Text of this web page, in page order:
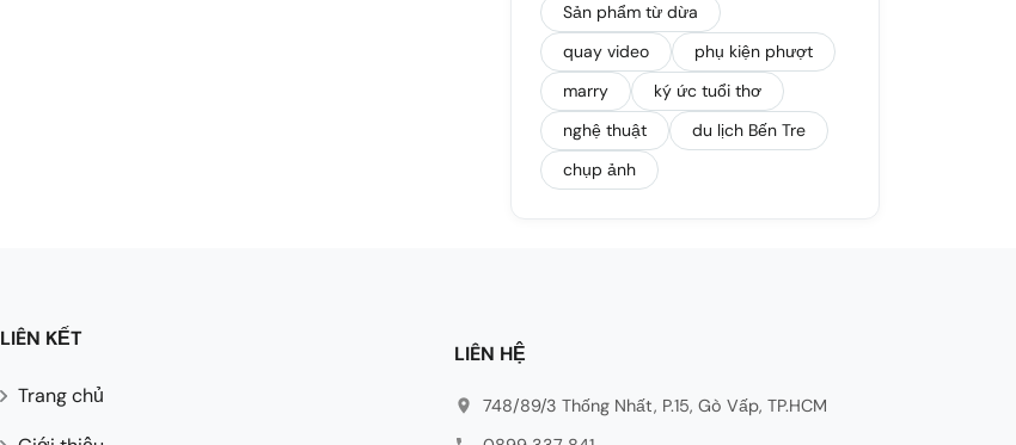
Sản phẩm từ dừa
quay video
phụ kiện phượt
marry
ký ức tuổi thơ
nghệ thuật
du lịch Bến Tre
chụp ảnh
LIÊN KẾT
Trang chủ
LIÊN HỆ
748/89/3 Thống Nhất, P.15, Gò Vấp, TP.HCM